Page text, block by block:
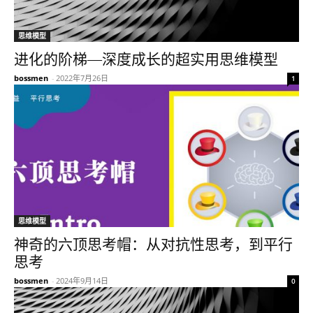
思维模型
进化的阶梯—深度成长的超实用思维模型
bossmen - 2022年7月26日 1
思维模型
神奇的六顶思考帽：从对抗性思考，到平行
思考
bossmen - 2024年9月14日 0